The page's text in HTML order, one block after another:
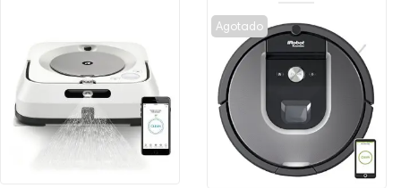
era:
$ 3,299,900.
$ 2,399,900.
Agotado